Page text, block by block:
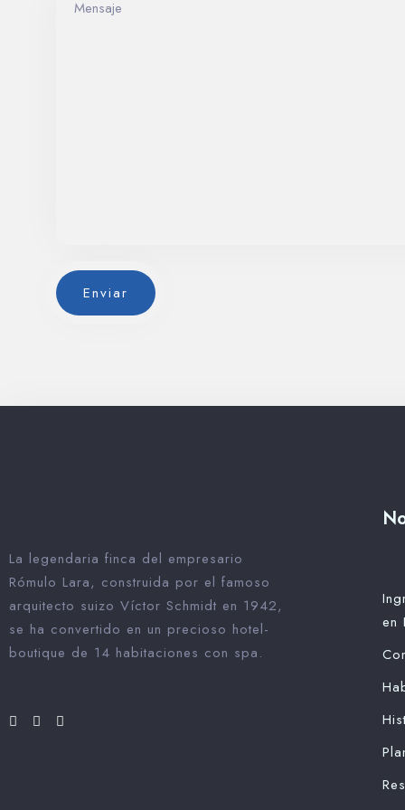
Enviar
La legendaria finca del empresario
Rómulo Lara, construida por el famoso
arquitecto suizo Víctor Schmidt en 1942,
se ha convertido en un precioso hotel-
boutique de 14 habitaciones con spa.
en